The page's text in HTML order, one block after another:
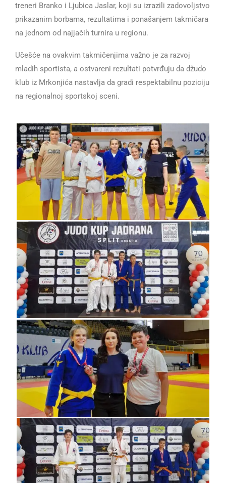
treneri Branko i Ljubica Jaslar, koji su izrazili zadovoljstvo
prikazanim borbama, rezultatima i ponašanjem takmičara
na jednom od najjačih turnira u regionu.
Učešće na ovakvim takmičenjima važno je za razvoj
mladih sportista, a ostvareni rezultati potvrđuju da džudo
klub iz Mrkonjića nastavlja da gradi respektabilnu poziciju
na regionalnoj sportskoj sceni.